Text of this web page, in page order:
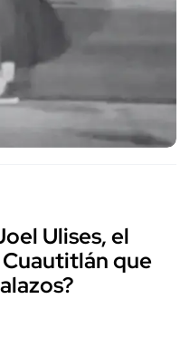
Ulises, el
que